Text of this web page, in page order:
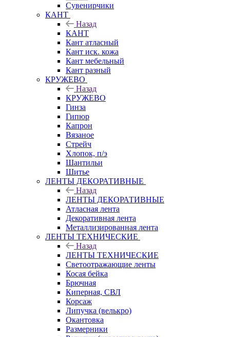
Сувенирчики
КАНТ
Назад
КАНТ
Кант атласный
Кант иск. кожа
Кант мебельный
Кант разный
КРУЖЕВО
Назад
КРУЖЕВО
Гинза
Гипюр
Капрон
Вязаное
Стрейч
Хлопок, п/э
Шантильи
Шитье
ЛЕНТЫ ДЕКОРАТИВНЫЕ
Назад
ЛЕНТЫ ДЕКОРАТИВНЫЕ
Атласная лента
Декоративная лента
Металлизированная лента
ЛЕНТЫ ТЕХНИЧЕСКИЕ
Назад
ЛЕНТЫ ТЕХНИЧЕСКИЕ
Светоотражающие ленты
Косая бейка
Брючная
Киперная, СВЛ
Корсаж
Липучка (велькро)
Окантовка
Размерники